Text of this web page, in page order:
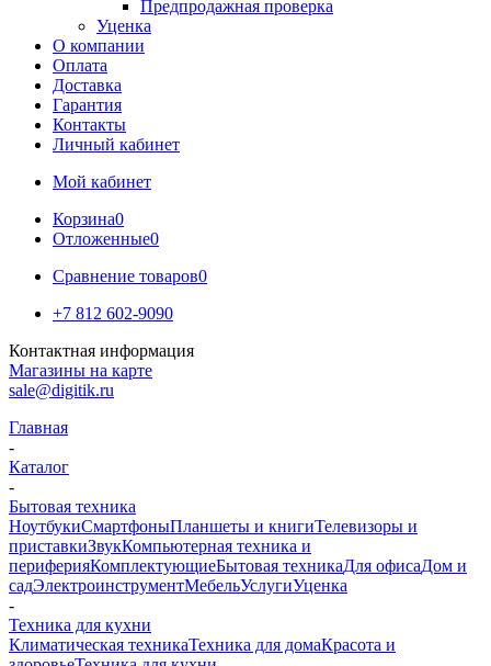
Предпродажная проверка
Уценка
О компании
Оплата
Доставка
Гарантия
Контакты
Личный кабинет
Мой кабинет
Корзина0
Отложенные0
Сравнение товаров0
+7 812 602-9090
Контактная информация
Магазины на карте
sale@digitik.ru
Главная
-
Каталог
-
Бытовая техника
НоутбукиСмартфоныПланшеты и книгиТелевизоры и
приставкиЗвукКомпьютерная техника и
периферияКомплектующиеБытовая техникаДля офисаДом и
садЭлектроинструментМебельУслугиУценка
-
Техника для кухни
Климатическая техникаТехника для домаКрасота и